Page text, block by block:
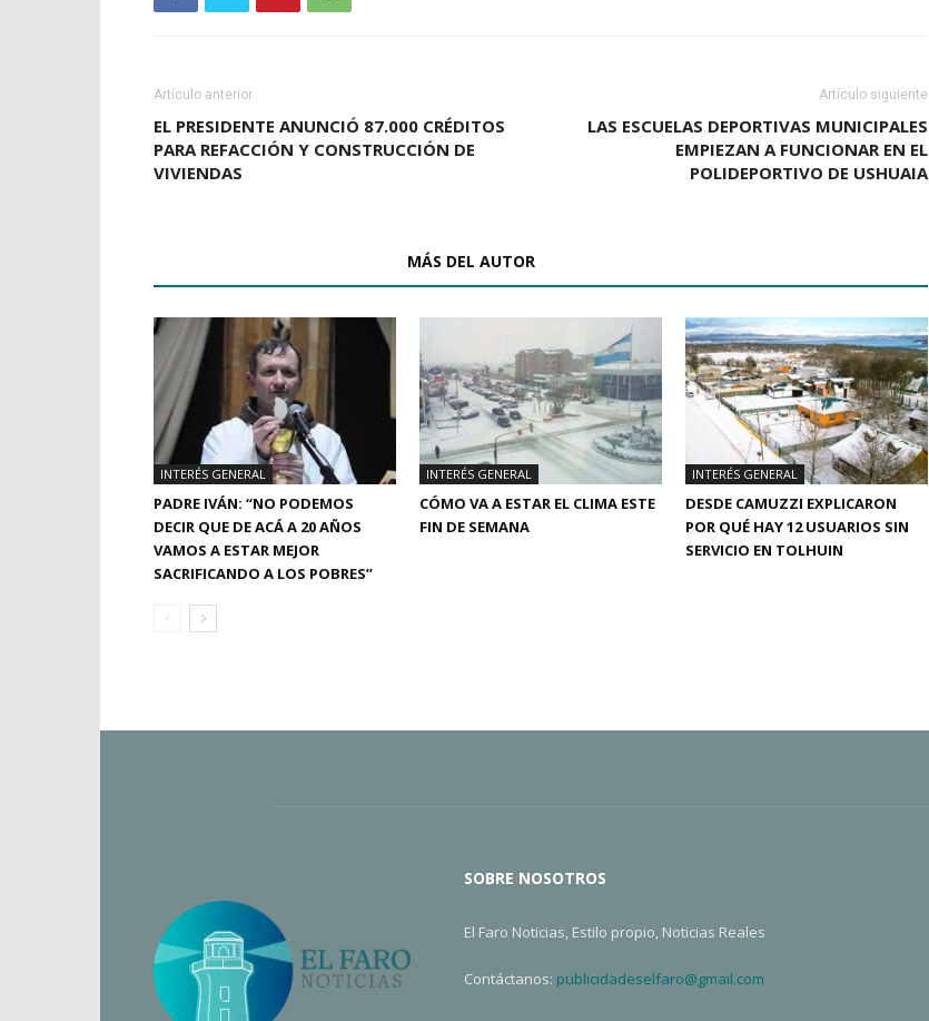
Artículo anterior
EL PRESIDENTE ANUNCIÓ 87.000 CRÉDITOS
PARA REFACCIÓN Y CONSTRUCCIÓN DE
VIVIENDAS
Artículo siguiente
LAS ESCUELAS DEPORTIVAS MUNICIPALES
EMPIEZAN A FUNCIONAR EN EL
POLIDEPORTIVO DE USHUAIA
MÁS DEL AUTOR
INTERÉS GENERAL
PADRE IVÁN: “NO PODEMOS
DECIR QUE DE ACÁ A 20 AÑOS
VAMOS A ESTAR MEJOR
SACRIFICANDO A LOS POBRES”
INTERÉS GENERAL
CÓMO VA A ESTAR EL CLIMA ESTE
FIN DE SEMANA
INTERÉS GENERAL
DESDE CAMUZZI EXPLICARON
POR QUÉ HAY 12 USUARIOS SIN
SERVICIO EN TOLHUIN
SOBRE NOSOTROS
El Faro Noticias, Estilo propio, Noticias Reales
Contáctanos: publicidadeselfaro@gmail.com